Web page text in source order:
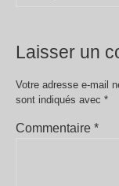
Laisser un
Votre adresse e-mail
sont indiqués avec *
Commentaire *